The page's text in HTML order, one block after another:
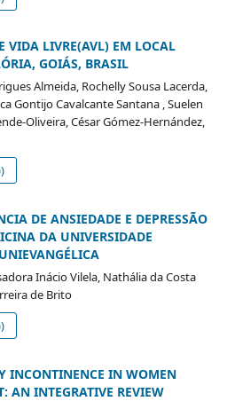
VIDA LIVRE(AVL) EM LOCAL
GOIÁS, BRASIL
Almeida, Rochelly Sousa Lacerda,
Gontijo Cavalcante Santana , Suelen
Oliveira, César Gómez-Hernández,
DE ANSIEDADE E DEPRESSÃO
DA UNIVERSIDADE
Inácio Vilela, Nathália da Costa
de Brito
INCONTINENCE IN WOMEN
AN INTEGRATIVE REVIEW